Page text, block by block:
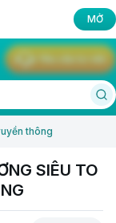
MỞ
thông
SIÊU TO